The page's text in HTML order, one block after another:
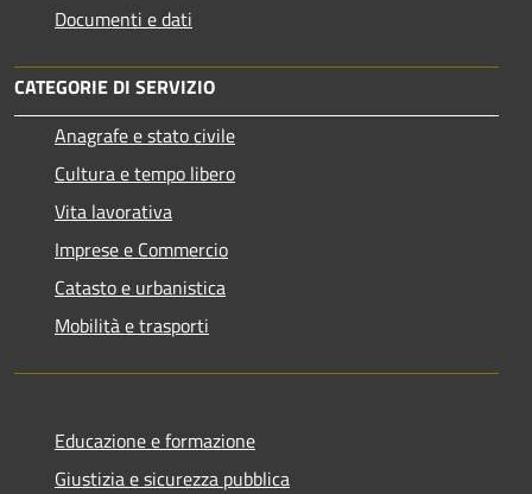
Documenti e dati
CATEGORIE DI SERVIZIO
Anagrafe e stato civile
Cultura e tempo libero
Vita lavorativa
Imprese e Commercio
Catasto e urbanistica
Mobilità e trasporti
Educazione e formazione
Giustizia e sicurezza pubblica